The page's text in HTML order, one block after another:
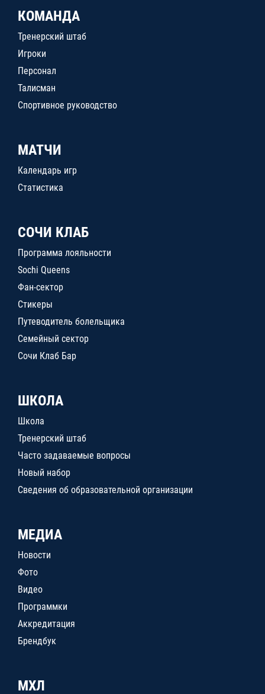
КОМАНДА
Тренерский штаб
Игроки
Персонал
Талисман
Спортивное руководство
МАТЧИ
Календарь игр
Статистика
СОЧИ КЛАБ
Программа лояльности
Sochi Queens
Фан-сектор
Стикеры
Путеводитель болельщика
Семейный сектор
Сочи Клаб Бар
ШКОЛА
Школа
Тренерский штаб
Часто задаваемые вопросы
Новый набор
Сведения об образовательной организации
МЕДИА
Новости
Фото
Видео
Программки
Аккредитация
Брендбук
МХЛ